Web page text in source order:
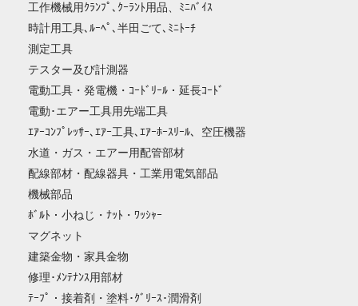
工作機械用ｸﾗﾝﾌﾟ､ｸｰﾗﾝﾄ用品、ﾐﾆﾊﾞｲｽ
時計用工具､ﾙｰﾍﾟ､半田ごて､ﾐﾆﾄｰﾁ
測定工具
テスター及び計測器
電動工具・発電機・ｺｰﾄﾞﾘｰﾙ・延長ｺｰﾄﾞ
電動･エアー工具用先端工具
ｴｱｰｺﾝﾌﾟﾚｯｻｰ､ｴｱｰ工具､ｴｱｰﾎｰｽﾘｰﾙ、空圧機器
水道・ガス・エアー用配管部材
配線部材・配線器具・工業用電気部品
機械部品
ﾎﾞﾙﾄ・小ねじ・ﾅｯﾄ・ﾜｯｼｬｰ
マグネット
建築金物・家具金物
修理･ﾒﾝﾃﾅﾝｽ用部材
ﾃｰﾌﾟ・接着剤・塗料･ｸﾞﾘｰｽ･潤滑剤